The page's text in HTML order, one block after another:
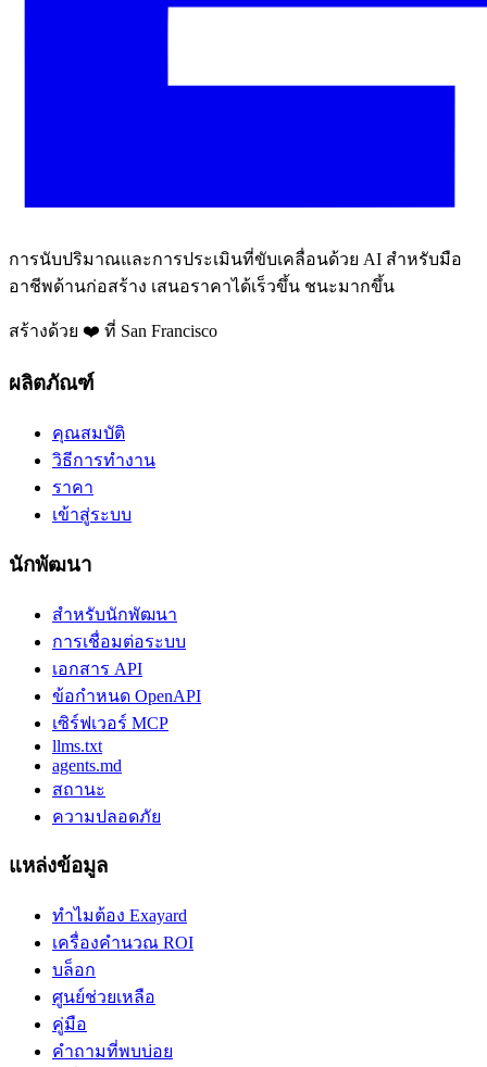
การนับปริมาณและการประเมินที่ขับเคลื่อนด้วย AI สำหรับมือ
อาชีพด้านก่อสร้าง เสนอราคาได้เร็วขึ้น ชนะมากขึ้น
สร้างด้วย ❤️ ที่ San Francisco
ผลิตภัณฑ์
คุณสมบัติ
วิธีการทำงาน
ราคา
เข้าสู่ระบบ
นักพัฒนา
สำหรับนักพัฒนา
การเชื่อมต่อระบบ
เอกสาร API
ข้อกำหนด OpenAPI
เซิร์ฟเวอร์ MCP
llms.txt
agents.md
สถานะ
ความปลอดภัย
แหล่งข้อมูล
ทำไมต้อง Exayard
เครื่องคำนวณ ROI
บล็อก
ศูนย์ช่วยเหลือ
คู่มือ
คำถามที่พบบ่อย